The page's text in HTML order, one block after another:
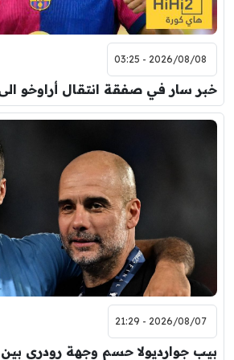
2026/08/08 - 03:25
خبر سار في صفقة انتقال أراوخو
2026/08/07 - 21:29
بيب جوارديولا حسم وجهة رودري بين